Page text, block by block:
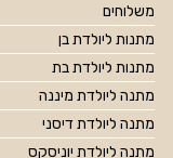
משלוחים
מתנות ליולדת בן
מתנות ליולדת בת
מתנה ליולדת מיננה
מתנה ליולדת דיסני
מתנה ליולדת יוניסקס